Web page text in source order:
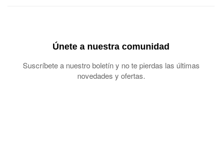
Únete a nuestra comunidad
Suscríbete a nuestro boletín y no te pierdas las últimas
novedades y ofertas.